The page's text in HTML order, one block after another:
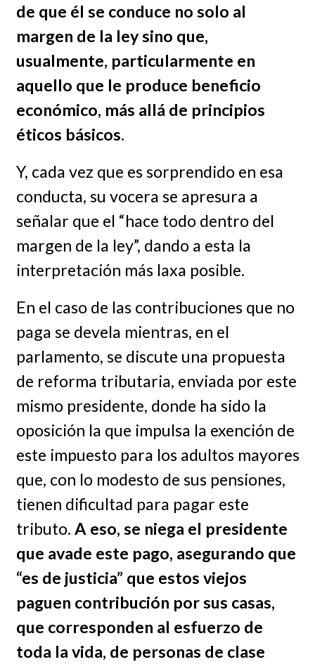
de que él se conduce no solo al
margen de la ley sino que,
usualmente, particularmente en
aquello que le produce beneficio
económico, más allá de principios
éticos básicos.
Y, cada vez que es sorprendido en esa
conducta, su vocera se apresura a
señalar que el “hace todo dentro del
margen de la ley”, dando a esta la
interpretación más laxa posible.
En el caso de las contribuciones que no
paga se devela mientras, en el
parlamento, se discute una propuesta
de reforma tributaria, enviada por este
mismo presidente, donde ha sido la
oposición la que impulsa la exención de
este impuesto para los adultos mayores
que, con lo modesto de sus pensiones,
tienen dificultad para pagar este
tributo. A eso, se niega el presidente
que avade este pago, asegurando que
“es de justicia” que estos viejos
paguen contribución por sus casas,
que corresponden al esfuerzo de
toda la vida, de personas de clase